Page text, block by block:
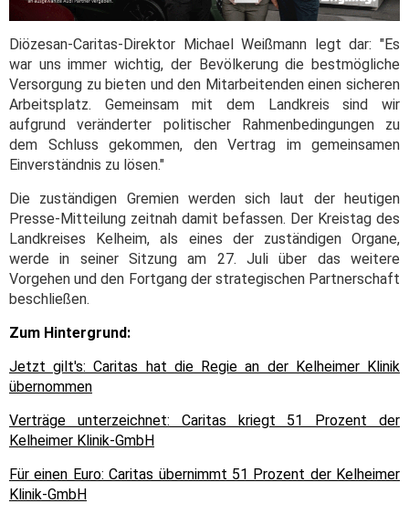
Diözesan-Caritas-Direktor Michael Weißmann legt dar: "Es
war uns immer wichtig, der Bevölkerung die bestmögliche
Versorgung zu bieten und den Mitarbeitenden einen sicheren
Arbeitsplatz. Gemeinsam mit dem Landkreis sind wir
aufgrund veränderter politischer Rahmenbedingungen zu
dem Schluss gekommen, den Vertrag im gemeinsamen
Einverständnis zu lösen."
Die zuständigen Gremien werden sich laut der heutigen
Presse-Mitteilung zeitnah damit befassen. Der Kreistag des
Landkreises Kelheim, als eines der zuständigen Organe,
werde in seiner Sitzung am 27. Juli über das weitere
Vorgehen und den Fortgang der strategischen Partnerschaft
beschließen.
Zum Hintergrund:
Jetzt gilt's: Caritas hat die Regie an der Kelheimer Klinik
übernommen
Verträge unterzeichnet: Caritas kriegt 51 Prozent der
Kelheimer Klinik-GmbH
Für einen Euro: Caritas übernimmt 51 Prozent der Kelheimer
Klinik-GmbH